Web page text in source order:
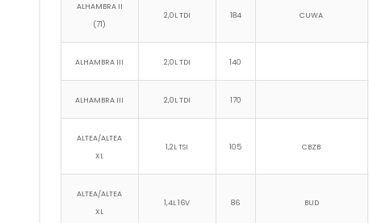
ALHAMBRA II
(71)
2,0L TDI 184 CUWA
ALHAMBRA III 2,0L TDI 140
ALHAMBRA III 2,0L TDI 170
ALTEA/ALTEA
XL
1,2L TSI 105 CBZB
ALTEA/ALTEA
XL
1,4L 16V 86 BUD